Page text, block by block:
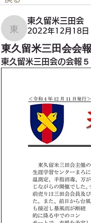
東久留米三田会
東久留米三田会
2022年12月18日
東久留米三田会会
東久留米三田会の会報